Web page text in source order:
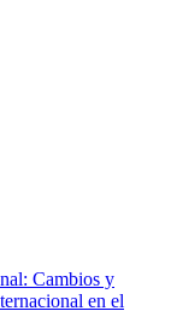
Cambios y
en el